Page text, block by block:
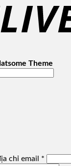
Theme
chỉ email *